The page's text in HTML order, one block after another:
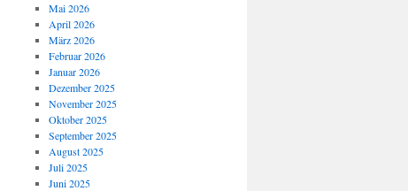
Mai 2026
April 2026
März 2026
Februar 2026
Januar 2026
Dezember 2025
November 2025
Oktober 2025
September 2025
August 2025
Juli 2025
Juni 2025